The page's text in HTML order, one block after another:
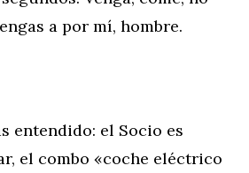
a por mí, hombre.
entendido: el Socio es
el combo «coche eléctrico